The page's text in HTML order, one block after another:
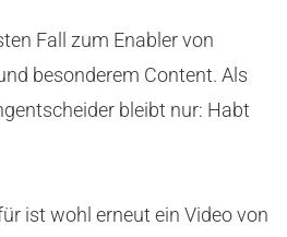
Fall zum Enabler von
besonderem Content. Als
bleibt nur: Habt
ist wohl erneut ein Video von